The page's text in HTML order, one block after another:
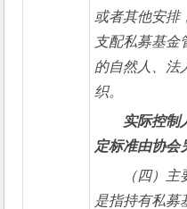
或者其他安排
支配私募基金
的自然人、法
织。
实际控制
定标准由协会
（四）主
是指持有私募